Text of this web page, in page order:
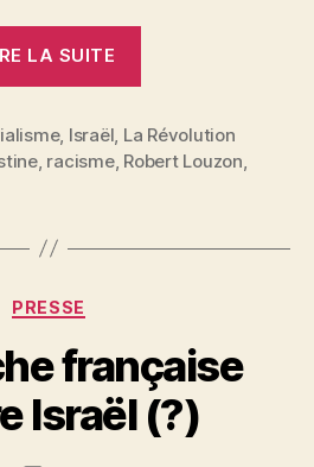
LA SUITE
Akaba
et
, Israël, La Révolution
, racisme, Robert Louzon,
Catégories
PRESSE
française
Israël (?)
a
S